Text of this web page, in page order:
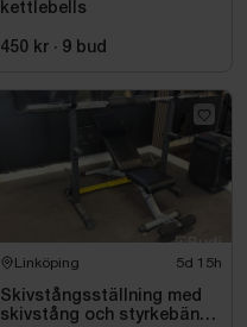
kettlebells
450 kr · 9 bud
Linköping 5d 15h
Skivstångsställning med
skivstång och styrkebänk